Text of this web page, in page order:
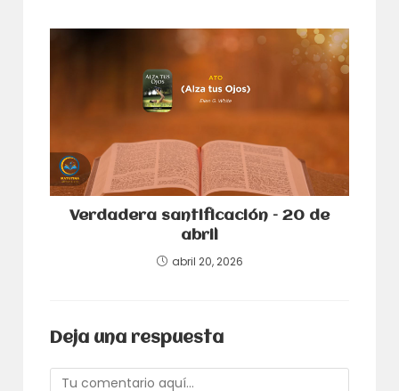
Verdadera santificación – 20 de
abril
abril 20, 2026
Deja una respuesta
Comentario